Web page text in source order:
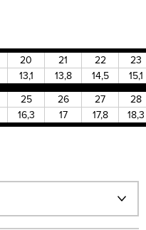
20 21 22
23
13,1 13,8 14,5
15,1
25 26 27
28
16,3 17 17,8
18,3